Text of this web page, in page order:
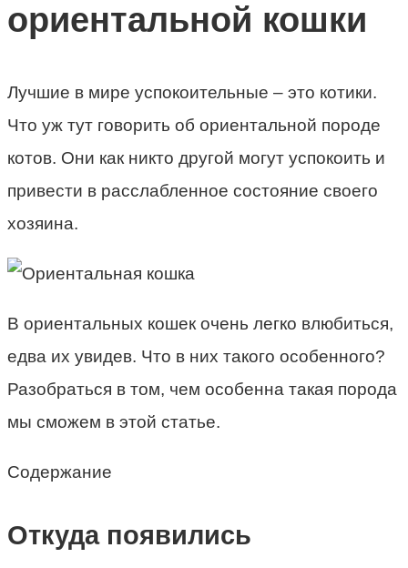
ориентальной кошки
Лучшие в мире успокоительные – это котики.
Что уж тут говорить об ориентальной породе
котов. Они как никто другой могут успокоить и
привести в расслабленное состояние своего
хозяина.
В ориентальных кошек очень легко влюбиться,
едва их увидев. Что в них такого особенного?
Разобраться в том, чем особенна такая порода
мы сможем в этой статье.
Содержание
Откуда появились